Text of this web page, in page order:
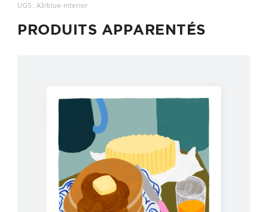
UGS :A3/blue-interior
PRODUITS APPARENTÉS